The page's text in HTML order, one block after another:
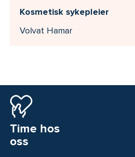
Kosmetisk sykepleier
Volvat Hamar
Time hos
oss